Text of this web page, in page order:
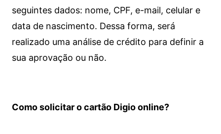
seguintes dados: nome, CPF, e-mail, celular e
data de nascimento. Dessa forma, será
realizado uma análise de crédito para definir a
sua aprovação ou não.
Como solicitar o cartão Digio online?